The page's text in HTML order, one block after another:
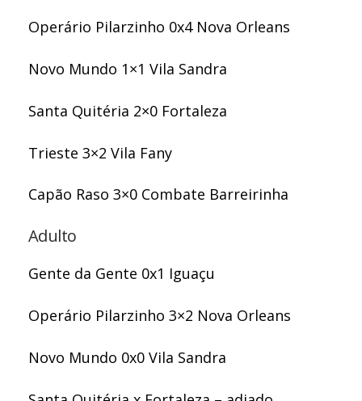
Operário Pilarzinho 0x4 Nova Orleans
Novo Mundo 1×1 Vila Sandra
Santa Quitéria 2×0 Fortaleza
Trieste 3×2 Vila Fany
Capão Raso 3×0 Combate Barreirinha
Adulto
Gente da Gente 0x1 Iguaçu
Operário Pilarzinho 3×2 Nova Orleans
Novo Mundo 0x0 Vila Sandra